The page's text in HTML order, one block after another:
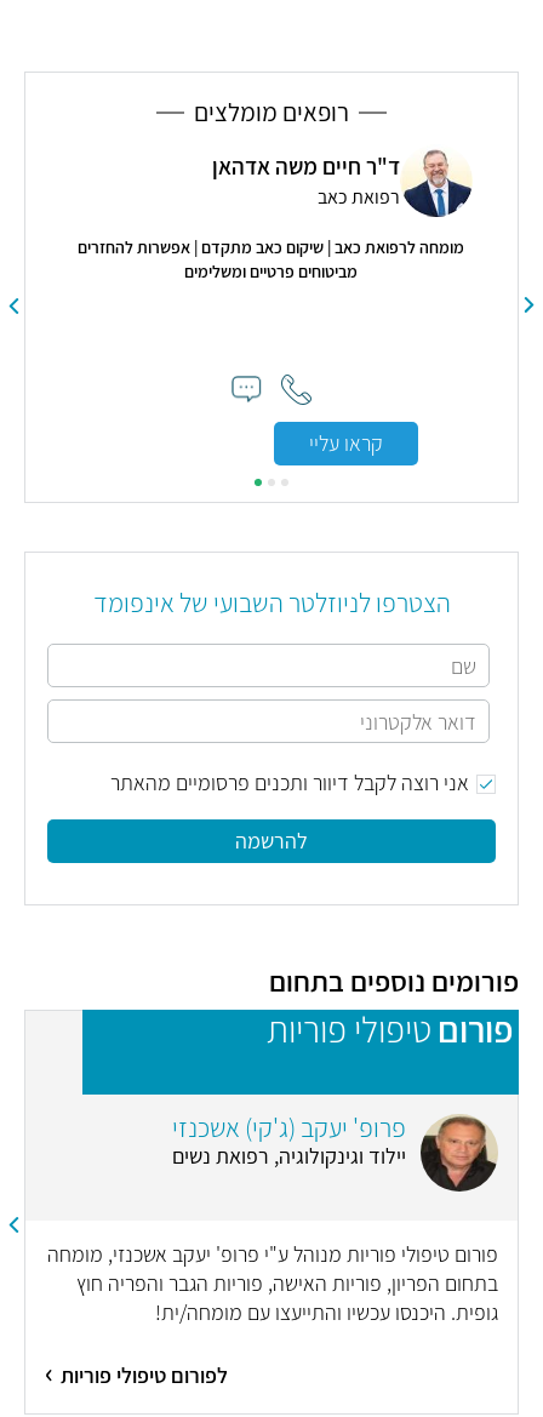
רופאים מומלצים
חיים משה אדהאן
כאב | שיקום כאב מתקדם | אפשרות להחזרים
מביטוחים פרטיים ומשלימים
4.9
"רופא מדהים, גישה
הצטרפו לניוזלטר השבועי של אינפומד
אני רוצה לקבל דיוור ותכנים פרסומיים מהאתר
להרשמה
פורומים נוספים בתחום
פורום טיפולי פוריות
פרופ' יעקב (ג'קי) אשכנזי
יילוד וגינקולוגיה, רפואת נשים
פורום טיפולי פוריות מנוהל ע"י פרופ' יעקב אשכנזי, מומחה
בתחום הפריון, פוריות האישה, פוריות הגבר והפריה חוץ
גופית. היכנסו עכשיו והתייעצו עם מומחה/ית!
לפורום טיפולי פוריות